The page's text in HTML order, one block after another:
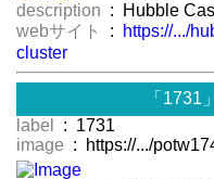
description : Hubble
webサイト
:
https://.../
cluster
「1731
label
: 1731
image : https://.../